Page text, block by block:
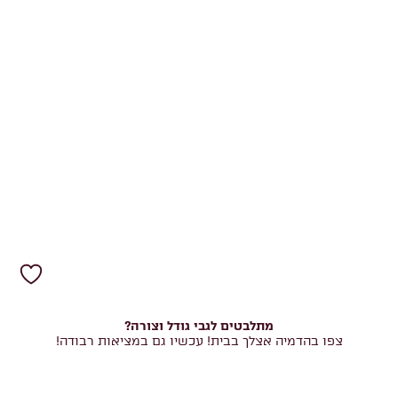
מתלבטים לגבי גודל וצורה?
צפו בהדמיה אצלך בבית! עכשיו גם במציאות רבודה!